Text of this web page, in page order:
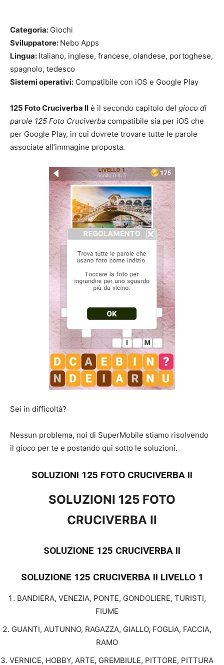
Categoria: Giochi
Sviluppatore: Nebo Apps
Lingua: Italiano, inglese, francese, olandese, portoghese,
spagnolo, tedesco
Sistemi operativi: Compatibile con iOS e Google Play
125 Foto Cruciverba II è il secondo capitolo del gioco di
parole 125 Foto Cruciverba compatibile sia per iOS che
per Google Play, in cui dovrete trovare tutte le parole
associate all’immagine proposta.
Sei in difficoltà?
Nessun problema, noi di SuperMobile stiamo risolvendo
il gioco per te e postando qui sotto le soluzioni.
SOLUZIONI 125 FOTO CRUCIVERBA II
SOLUZIONI 125 FOTO
CRUCIVERBA II
SOLUZIONE 125 CRUCIVERBA II
SOLUZIONE 125 CRUCIVERBA II LIVELLO 1
BANDIERA, VENEZIA, PONTE, GONDOLIERE, TURISTI,
FIUME
GUANTI, AUTUNNO, RAGAZZA, GIALLO, FOGLIA, FACCIA,
RAMO
VERNICE, HOBBY, ARTE, GREMBIULE, PITTORE, PITTURA